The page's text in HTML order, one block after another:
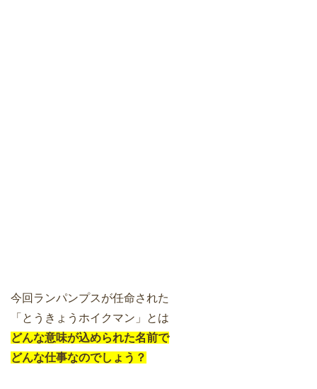
今回ランパンプスが任命された
「とうきょうホイクマン」とは
どんな意味が込められた名前で
どんな仕事なのでしょう？